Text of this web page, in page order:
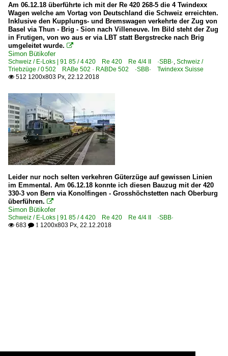
Am 06.12.18 überführte ich mit der Re 420 268-5 die 4 Twindexx
Wagen welche am Vortag von Deutschland die Schweiz erreichten.
Inklusive den Kupplungs- und Bremswagen verkehrte der Zug von
Basel via Thun - Brig - Sion nach Villeneuve. Im Bild steht der Zug
in Frutigen, von wo aus er via LBT statt Bergstrecke nach Brig
umgeleitet wurde. 
Simon Bütikofer
Schweiz / E-Loks | 91 85 / 4 420 Re 420 Re 4/4 II ·SBB·, Schweiz /
Triebzüge / 0 502 RABe 502 · RABDe 502 ·SBB· Twindexx Suisse
 512 1200x803 Px, 22.12.2018
Leider nur noch selten verkehren Güterzüge auf gewissen Linien
im Emmental. Am 06.12.18 konnte ich diesen Bauzug mit der 420
330-3 von Bern via Konolfingen - Grosshöchstetten nach Oberburg
überführen. 
Simon Bütikofer
Schweiz / E-Loks | 91 85 / 4 420 Re 420 Re 4/4 II ·SBB·
 683  1 1200x803 Px, 22.12.2018